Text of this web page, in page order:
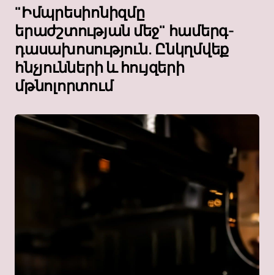
"Իմպրեսիոնիզմը
երաժշտության մեջ" համերգ-
դասախոսություն. Ընկղմվեք
հնչյունների և հույզերի
մթնոլորտում